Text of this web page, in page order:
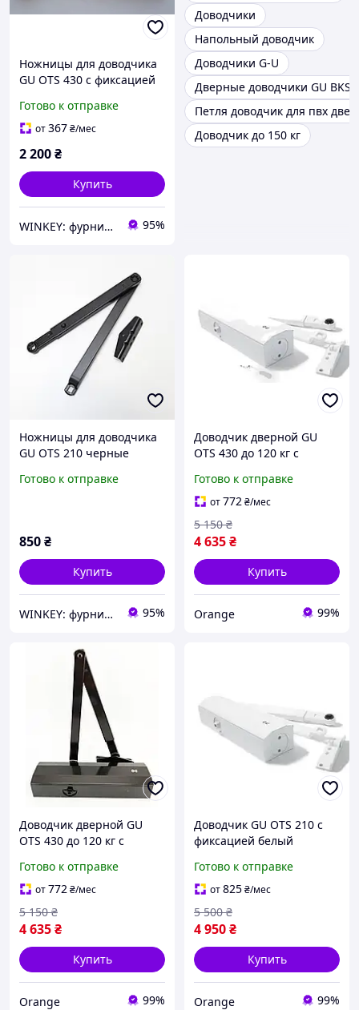
Ножницы для доводчика
GU OTS 430 с фиксацией
Готово к отправке
от367₴/мес
2 200₴
Купить
WINKEY: фурнитура для окон и дверей 95%
Доводчики
Напольный доводчик
Доводчики G-U
Дверные доводчики GU BKS
Петля доводчик для пвх
Доводчик до 150 кг
Ножницы для доводчика
GU OTS 210 черные
Готово к отправке
850₴
Купить
WINKEY: фурнитура для окон и дверей 95%
Доводчик дверной GU
OTS 430 до 120 кг с
Готово к отправке
от772₴/мес
4 635₴
5 150 ₴
Купить
Orange 99%
Доводчик дверной GU
OTS 430 до 120 кг с
Готово к отправке
от772₴/мес
4 635₴
5 150 ₴
Купить
Orange 99%
Доводчик GU OTS 210 с
фиксацией белый
Готово к отправке
от825₴/мес
4 950₴
5 500 ₴
Купить
Orange 99%